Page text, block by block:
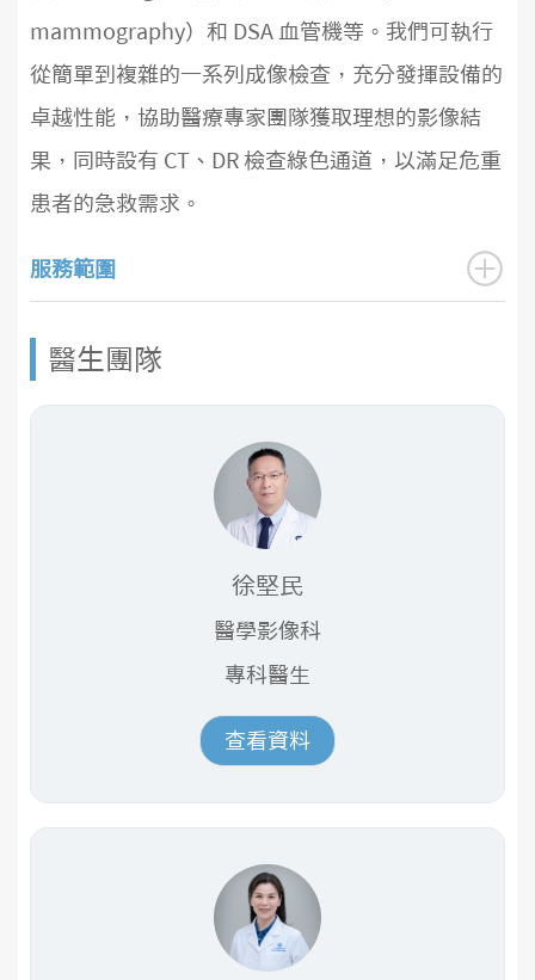
mammography）和 DSA 血管機等。我們可執行
從簡單到複雜的一系列成像檢查，充分發揮設備的
卓越性能，協助醫療專家團隊獲取理想的影像結
果，同時設有 CT、DR 檢查綠色通道，以滿足危重
患者的急救需求。
服務範圍
醫生團隊
徐堅民
醫學影像科
專科醫生
查看資料